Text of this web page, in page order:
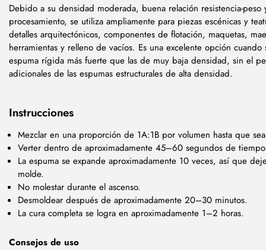
Debido a su densidad moderada, buena relación resistencia-peso
procesamiento, se utiliza ampliamente para piezas escénicas y
detalles arquitectónicos, componentes de flotación, maquetas,
herramientas y relleno de vacíos. Es una excelente opción cuando
espuma rígida más fuerte que las de muy baja densidad, sin el
adicionales de las espumas estructurales de alta densidad.
Instrucciones
Mezclar en una proporción de 1A:1B por volumen hasta que
Verter dentro de aproximadamente 45–60 segundos de
La espuma se expande aproximadamente 10 veces, así que
molde.
No molestar durante el ascenso.
Desmoldear después de aproximadamente 20–30 minutos.
La cura completa se logra en aproximadamente 1–2 horas.
Consejos de uso